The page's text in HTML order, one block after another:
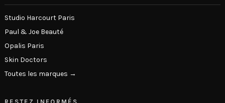
Studio Harcourt Paris
Paul & Joe Beauté
Opalis Paris
Skin Doctors
Toutes les marques →